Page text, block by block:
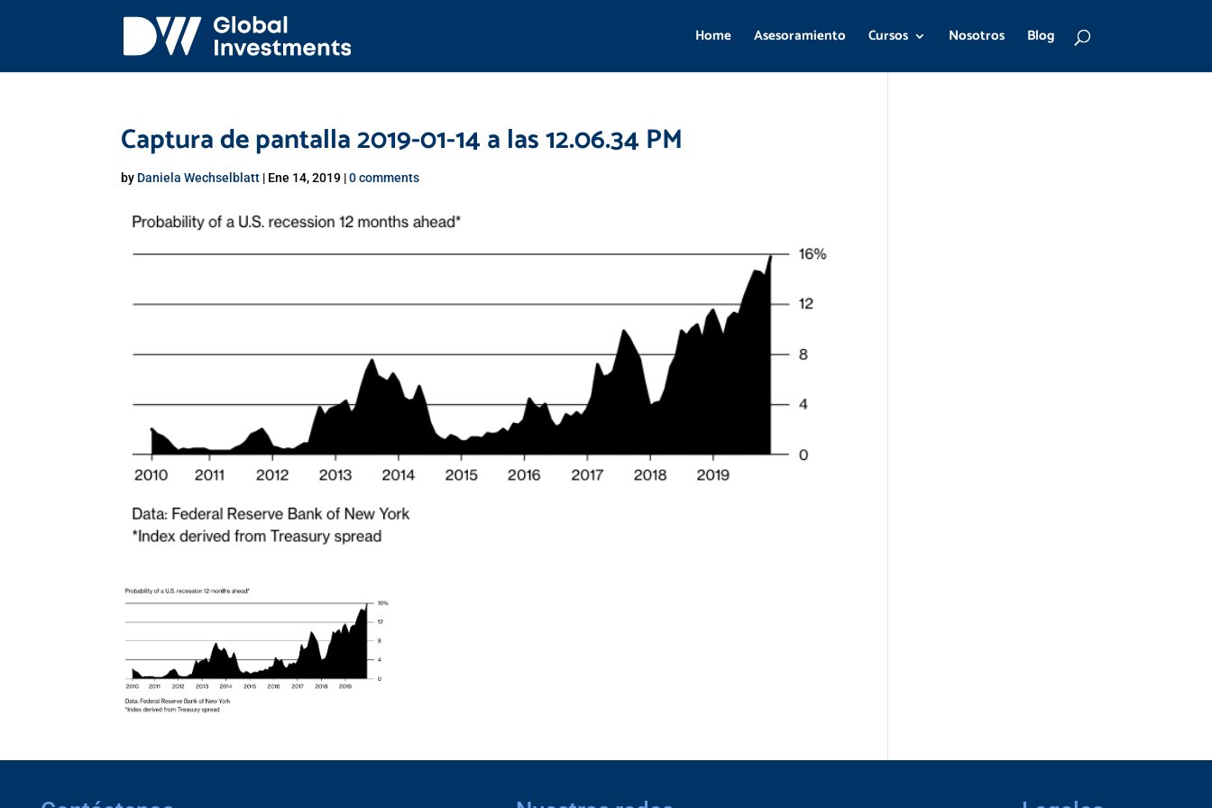
Home Asesoramiento Cursos Nosotros Blog
Captura de pantalla 2019-01-14 a las 12.06.34 PM
by Daniela Wechselblatt | Ene 14, 2019 |0 comments